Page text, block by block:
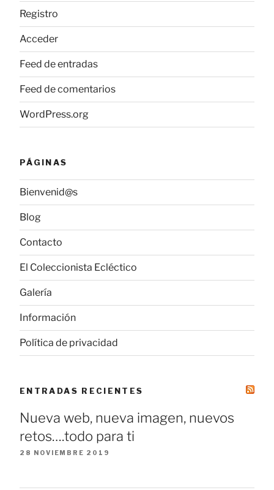
Registro
Acceder
Feed de entradas
Feed de comentarios
WordPress.org
PÁGINAS
Bienvenid@s
Blog
Contacto
El Coleccionista Ecléctico
Galería
Información
Política de privacidad
ENTRADAS RECIENTES
Nueva web, nueva imagen, nuevos
retos….todo para ti
28 NOVIEMBRE 2019